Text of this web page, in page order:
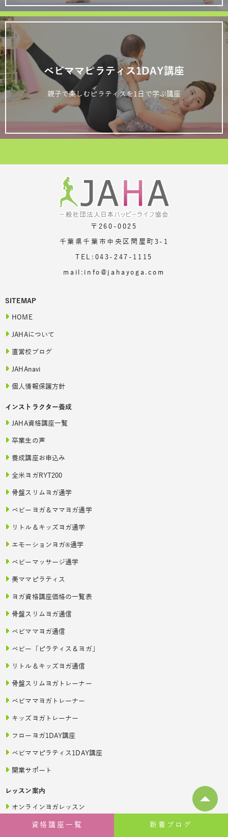
ベビママピラティス1DAY講座
親子で楽しむピラティスを1日で学ぶ講座
〒260-0025
千葉県千葉市中央区問屋町3-1
TEL:043-247-1115
mail:info@jahayoga.com
SITEMAP
HOME
JAHAについて
直営校ブログ
JAHAnavi
個人情報保護方針
インストラクター養成
JAHA資格講座一覧
卒業生の声
養成講座お申込み
全米ヨガRYT200
骨盤スリムヨガ通学
ベビーヨガ＆ママヨガ通学
リトル＆キッズヨガ通学
エモーションヨガ®通学
ベビーマッサージ通学
美ママピラティス
ヨガ資格講座価格の一覧表
骨盤スリムヨガ通信
ベビママヨガ通信
ベビー「ピラティス＆ヨガ」
リトル＆キッズヨガ通信
骨盤スリムヨガトレーナー
ベビママヨガトレーナー
キッズヨガトレーナー
フローヨガ1DAY講座
ベビママピラティス1DAY講座
開業サポート
レッスン案内
オンラインヨガレッスン
出張ヨガ・オフィスヨガ 新着ブログ
資格講座一覧